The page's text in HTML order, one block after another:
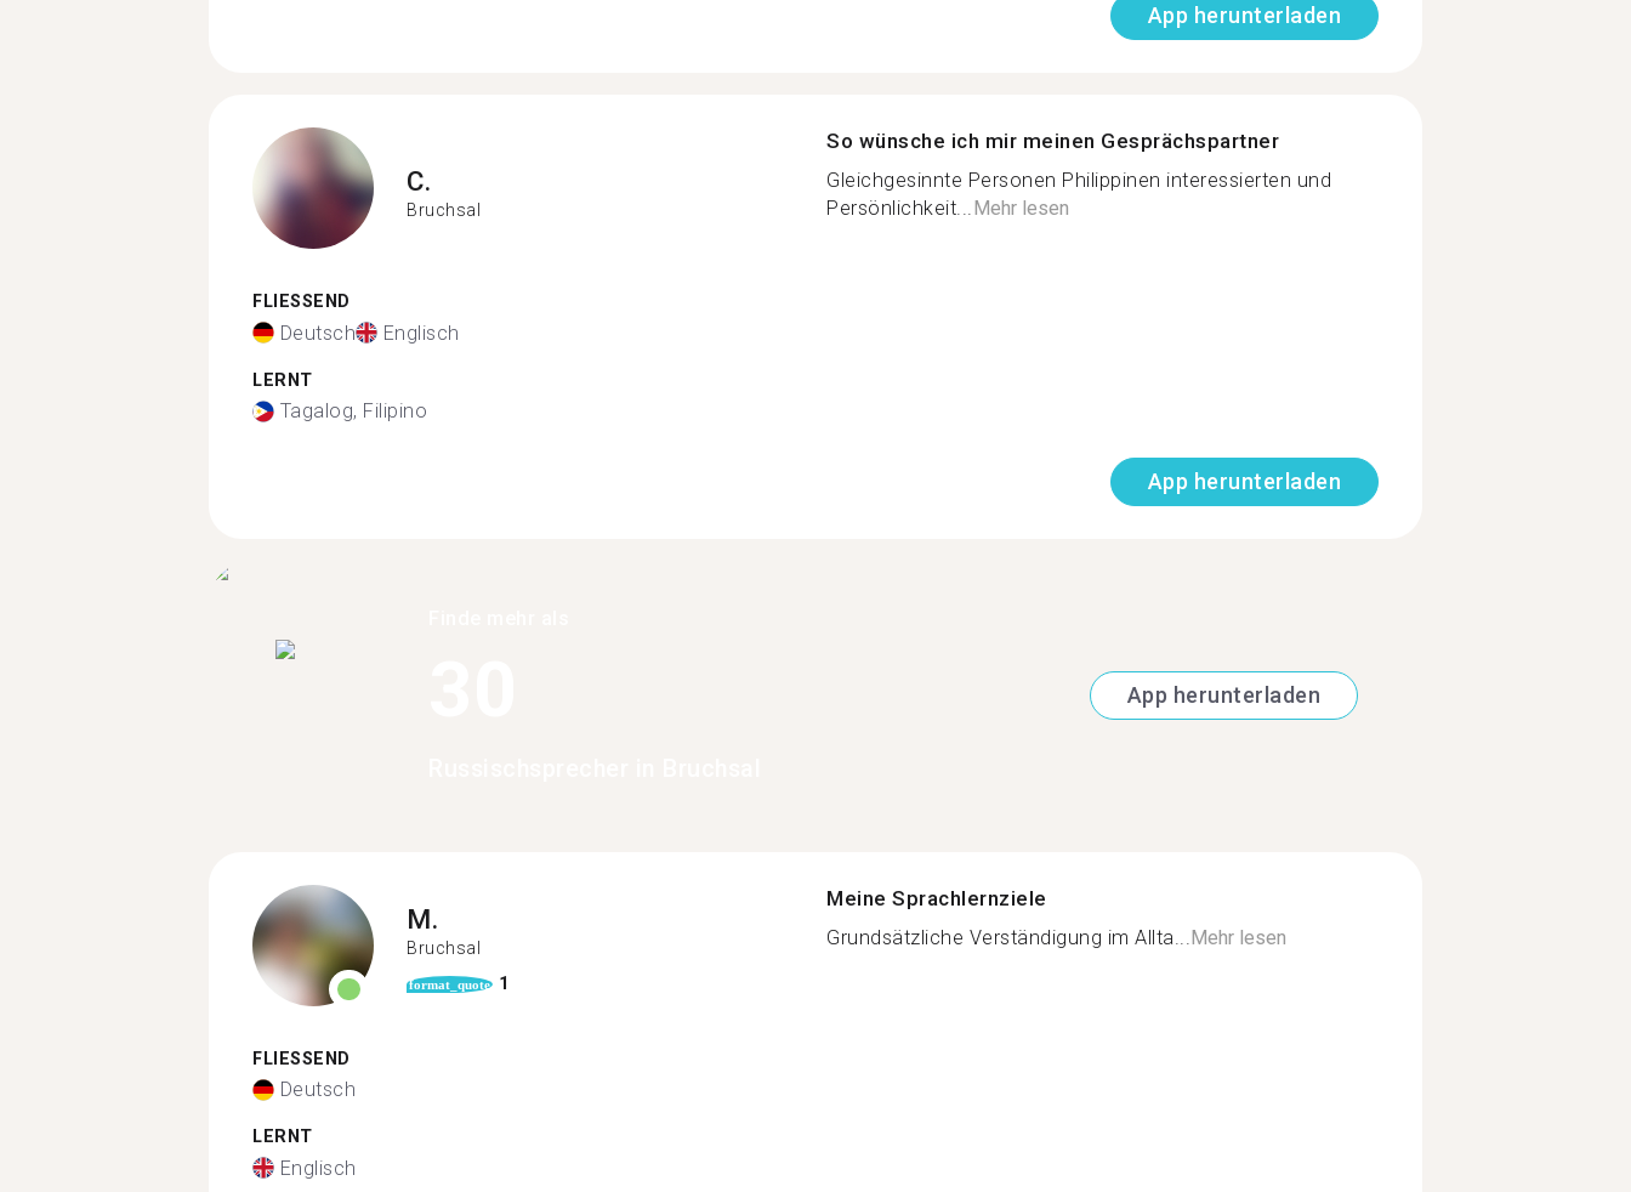
App herunterladen
C.
Bruchsal
FLIESSEND
Deutsch Englisch
LERNT
Tagalog, Filipino
So wünsche ich mir meinen Gesprächspartner
Gleichgesinnte Personen Philippinen interessierten und
Persönlichkeit...Mehr lesen
App herunterladen
App herunterladen
M.
Bruchsal
format_quote 1
FLIESSEND
Deutsch
LERNT
Englisch
Meine Sprachlernziele
Grundsätzliche Verständigung im Allta... Mehr lesen